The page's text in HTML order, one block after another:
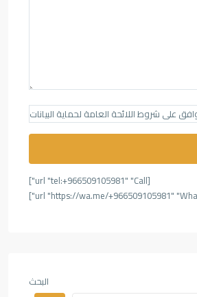
على شروط اللائحة العامة لحماية البيانات
[url "tel:+966509105981" "Call"]
البحث